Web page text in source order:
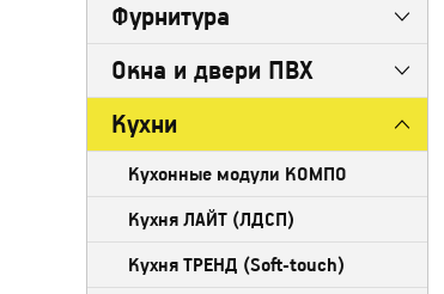
Фурнитура
Окна и двери ПВХ
Кухни
Кухонные модули КОМПО
Кухня ЛАЙТ (ЛДСП)
Кухня ТРЕНД (Soft-touch)